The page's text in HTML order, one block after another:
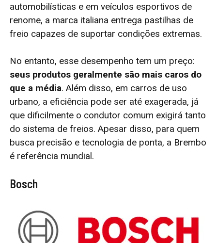
automobilísticas e em veículos esportivos de
renome, a marca italiana entrega pastilhas de
freio capazes de suportar condições extremas.
No entanto, esse desempenho tem um preço:
seus produtos geralmente são mais caros do
que a média. Além disso, em carros de uso
urbano, a eficiência pode ser até exagerada, já
que dificilmente o condutor comum exigirá tanto
do sistema de freios. Apesar disso, para quem
busca precisão e tecnologia de ponta, a Brembo
é referência mundial.
Bosch